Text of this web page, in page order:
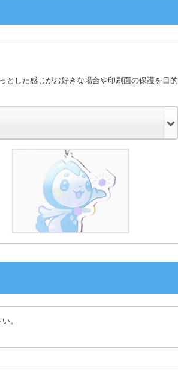
とした感じがお好きな場合や印刷面の保護を目的
。